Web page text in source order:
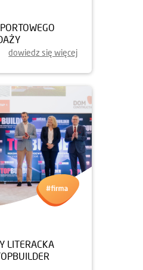
dowiedz się więcej
LITERACKA